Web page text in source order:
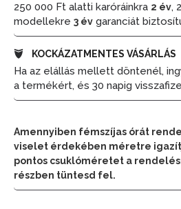
250 000 Ft alatti karóráinkra 2 év,
modellekre 3 év garanciát
KOCKÁZATMENTES VÁSÁRLÁS
Ha az elállás mellett döntenél,
a termékért, és 30 napig
Amennyiben fémszíjas órát
viselet érdekében méretre
pontos csuklóméretet a
részben tüntesd fel.